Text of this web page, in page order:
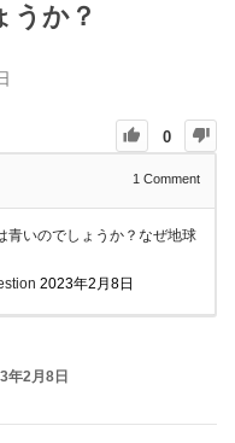
うか？
0
1 Comment
青いのでしょうか？なぜ地球
2023年2月8日
年2月8日